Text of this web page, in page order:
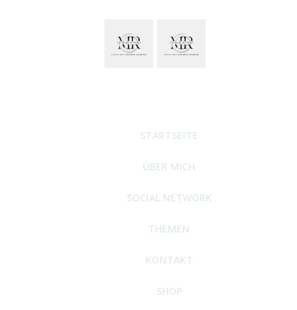
STARTSEITE
ÜBER MICH
SOCIAL NETWORK
THEMEN
KONTAKT
SHOP